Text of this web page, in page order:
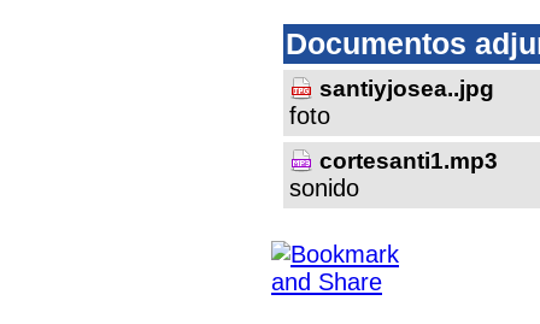
Documentos
santiyjosea..jpg
foto
cortesanti1.mp3
sonido